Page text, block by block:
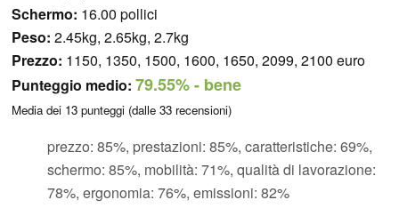
Schermo: 16.00 pollici
Peso: 2.45kg, 2.65kg, 2.7kg
Prezzo: 1150, 1350, 1500, 1600, 1650, 2099, 2100 euro
Punteggio medio: 79.55%- bene
Media dei 13 punteggi (dalle 33 recensioni)
prezzo: 85%, prestazioni: 85%, caratteristiche: 69%,
schermo: 85%, mobilità: 71%, qualità di lavorazione:
78%, ergonomia: 76%, emissioni: 82%